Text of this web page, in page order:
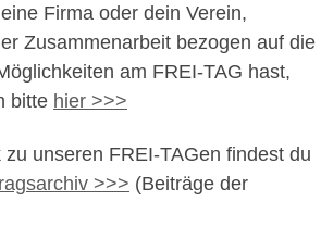
Firma oder dein Verein,
Zusammenarbeit bezogen auf die
am FREI-TAG hast,
bitte hier >>>
unseren FREI-TAGen findest du
>>> (Beiträge der